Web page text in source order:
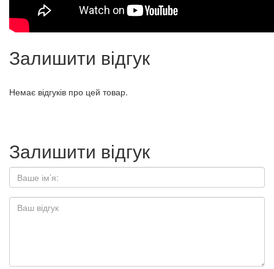
Залишити відгук
Немає відгуків про цей товар.
Залишити відгук